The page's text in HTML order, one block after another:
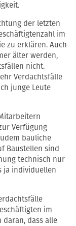
der letzten
im
zu erklären. Auch
älter werden,
nicht.
Verdachtsfälle
junge Leute
Verfügung
bauliche
Baustellen sind
technisch nur
ja individuellen
im
daran, dass alle